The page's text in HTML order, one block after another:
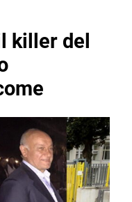
killer del